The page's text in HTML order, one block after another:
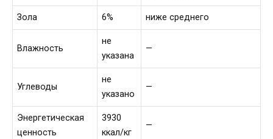
Зола 6% ниже среднего
Влажность
не
указана
—
Углеводы
не
указано
—
Энергетическая
ценность
3930
ккал/кг
—